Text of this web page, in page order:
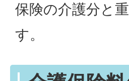
保険の介護分と
す。